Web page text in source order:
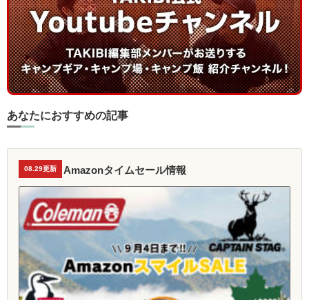
あなたにおすすめの記事
08.29更新 Amazonタイムセール情報